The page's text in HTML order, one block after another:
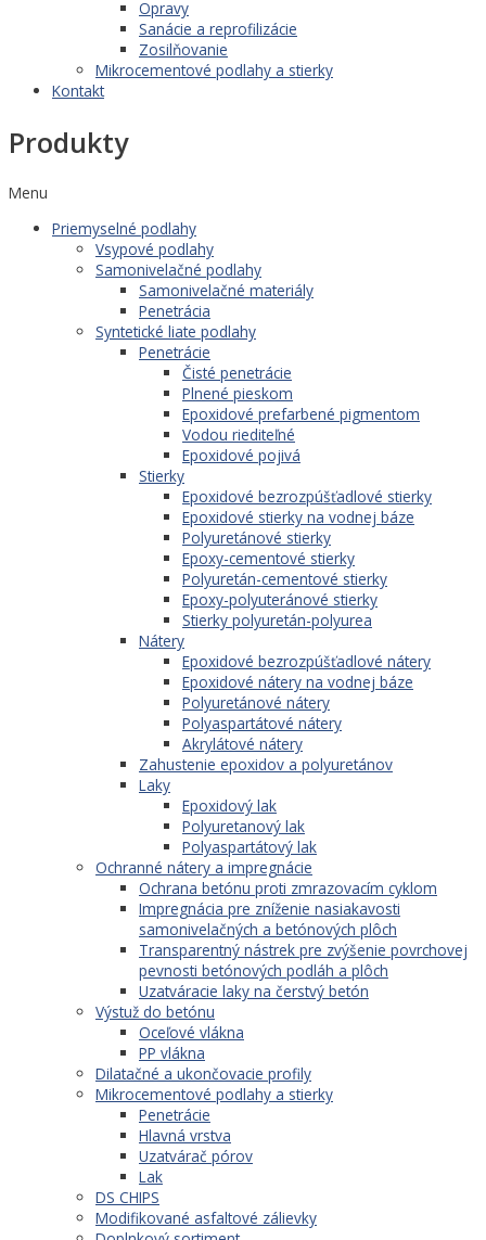
Opravy
Sanácie a reprofilizácie
Zosilňovanie
Mikrocementové podlahy a stierky
Kontakt
Produkty
Menu
Priemyselné podlahy
Vsypové podlahy
Samonivelačné podlahy
Samonivelačné materiály
Penetrácia
Syntetické liate podlahy
Penetrácie
Čisté penetrácie
Plnené pieskom
Epoxidové prefarbené pigmentom
Vodou riediteľné
Epoxidové pojivá
Stierky
Epoxidové bezrozpúšťadlové stierky
Epoxidové stierky na vodnej báze
Polyuretánové stierky
Epoxy-cementové stierky
Polyuretán-cementové stierky
Epoxy-polyuteránové stierky
Stierky polyuretán-polyurea
Nátery
Epoxidové bezrozpúšťadlové nátery
Epoxidové nátery na vodnej báze
Polyuretánové nátery
Polyaspartátové nátery
Akrylátové nátery
Zahustenie epoxidov a polyuretánov
Laky
Epoxidový lak
Polyuretanový lak
Polyaspartátový lak
Ochranné nátery a impregnácie
Ochrana betónu proti zmrazovacím cyklom
Impregnácia pre zníženie nasiakavosti
samonivelačných a betónových plôch
Transparentný nástrek pre zvýšenie povrchovej
pevnosti betónových podláh a plôch
Uzatváracie laky na čerstvý betón
Výstuž do betónu
Oceľové vlákna
PP vlákna
Dilatačné a ukončovacie profily
Mikrocementové podlahy a stierky
Penetrácie
Hlavná vrstva
Uzatvárač pórov
Lak
DS CHIPS
Modifikované asfaltové zálievky